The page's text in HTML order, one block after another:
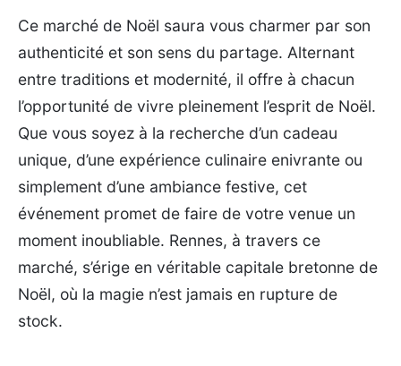
Ce marché de Noël saura vous charmer par son
authenticité et son sens du partage. Alternant
entre traditions et modernité, il offre à chacun
l’opportunité de vivre pleinement l’esprit de Noël.
Que vous soyez à la recherche d’un cadeau
unique, d’une expérience culinaire enivrante ou
simplement d’une ambiance festive, cet
événement promet de faire de votre venue un
moment inoubliable. Rennes, à travers ce
marché, s’érige en véritable capitale bretonne de
Noël, où la magie n’est jamais en rupture de
stock.